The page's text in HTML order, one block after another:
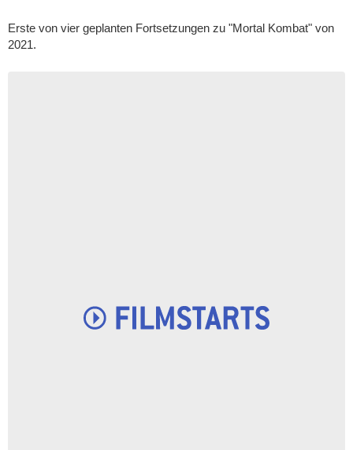
Erste von vier geplanten Fortsetzungen zu "Mortal Kombat" von
2021.